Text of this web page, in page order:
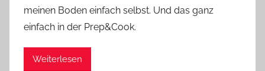
meinen Boden einfach selbst. Und das ganz
einfach in der Prep&Cook.
Weiterlesen